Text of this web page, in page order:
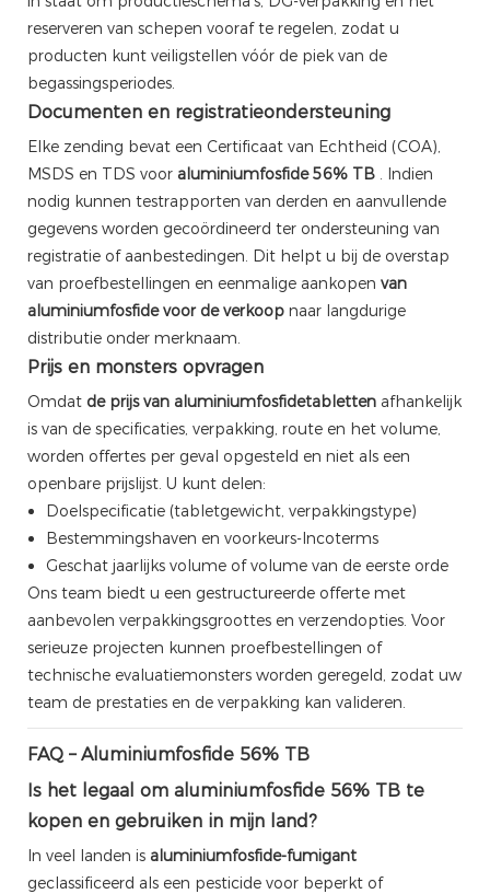
reserveren van schepen vooraf te regelen, zodat u
producten kunt veiligstellen vóór de piek van de
begassingsperiodes.
Documenten en registratieondersteuning
Elke zending bevat een Certificaat van Echtheid (COA),
MSDS en TDS voor aluminiumfosfide 56% TB . Indien
nodig kunnen testrapporten van derden en aanvullende
gegevens worden gecoördineerd ter ondersteuning van
registratie of aanbestedingen. Dit helpt u bij de overstap
van proefbestellingen en eenmalige aankopen van
aluminiumfosfide voor de verkoop naar langdurige
distributie onder merknaam.
Prijs en monsters opvragen
Omdat de prijs van aluminiumfosfidetabletten afhankelijk
is van de specificaties, verpakking, route en het volume,
worden offertes per geval opgesteld en niet als een
openbare prijslijst. U kunt delen:
Doelspecificatie (tabletgewicht, verpakkingstype)
Bestemmingshaven en voorkeurs-Incoterms
Geschat jaarlijks volume of volume van de eerste orde
Ons team biedt u een gestructureerde offerte met
aanbevolen verpakkingsgroottes en verzendopties. Voor
serieuze projecten kunnen proefbestellingen of
technische evaluatiemonsters worden geregeld, zodat uw
team de prestaties en de verpakking kan valideren.
FAQ – Aluminiumfosfide 56% TB
Is het legaal om aluminiumfosfide 56% TB te
kopen en gebruiken in mijn land?
In veel landen is aluminiumfosfide-fumigant
geclassificeerd als een pesticide voor beperkt of